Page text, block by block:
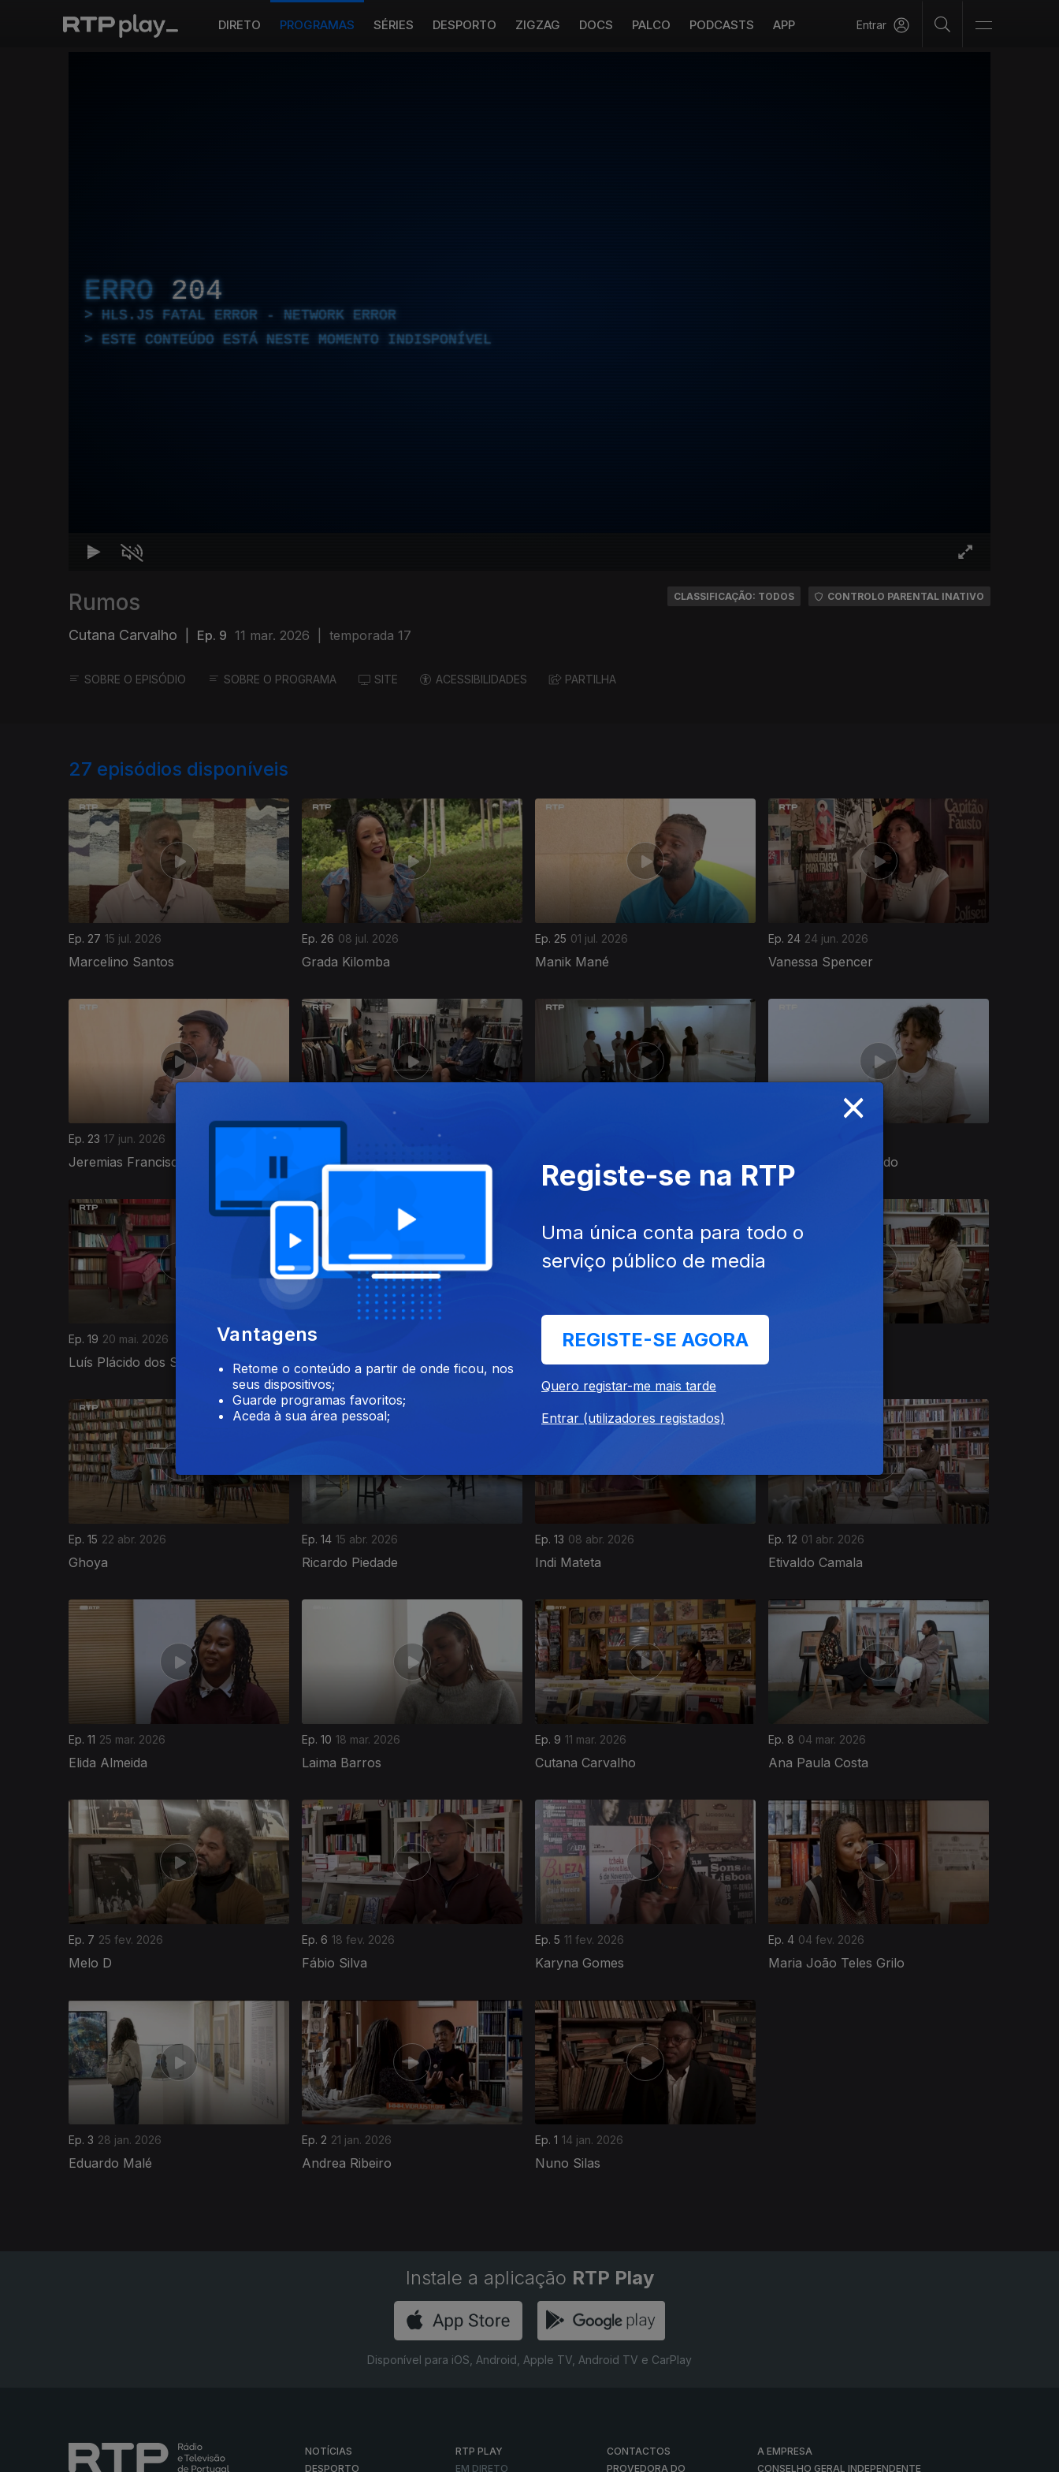
DIRETO PROGRAMAS SÉRIES DESPORTO ZIGZAG DOCS PALCO PODCASTS APP Entrar
ERRO 204
HLS.JS FATAL ERROR - NETWORK ERROR
ESTE CONTEÚDO ESTÁ NESTE MOMENTO INDISPONÍVEL
Rumos
Cutana Carvalho Ep. 9 11 mar. 2026 temporada 17
CLASSIFICAÇÃO: TODOS CONTROLO PARENTAL INATIVO
SOBRE O EPISÓDIO SOBRE O PROGRAMA SITE ACESSIBILIDADES PARTILHA
27 episódios disponíveis
Ep. 27 15 jul. 2026
Marcelino Santos
Ep. 26 08 jul. 2026
Grada Kilomba
Ep. 25 01 jul. 2026
Manik Mané
Ep. 24 24 jun. 2026
Vanessa Spencer
Ep. 23 17 jun. 2026
Jeremias Francisco Jeremias Rute Rocha Ferreira Denize Nascimento Marta Pinto Machado
Ep. 19 20 mai. 2026
Luís Plácido dos Santos
Ep. 18
Delcio Santos
06 mai. 2026
Manuel Venâncio (Usujo) Sara Jona Laisse
925455
Ep. 15 22 abr. 2026
Ghoya
Ep. 14 15 abr. 2026
Ricardo Piedade
Ep. 13 08 abr. 2026
Indi Mateta
Ep. 12 01 abr. 2026
Etivaldo Camala
Ep. 11 25 mar. 2026
Elida Almeida
Ep. 10 18 mar. 2026
Laima Barros
Ep. 9 11 mar. 2026
Cutana Carvalho
Ep. 8 04 mar. 2026
Ana Paula Costa
Ep. 7 25 fev. 2026
Melo D
Ep. 6 18 fev. 2026
Fábio Silva
Ep. 5 11 fev. 2026
Karyna Gomes
Ep. 4 04 fev. 2026
Maria João Teles Grilo
906985
Ep. 3 28 jan. 2026
Eduardo Malé
Ep. 2 21 jan. 2026
Andrea Ribeiro
Ep. 1 14 jan. 2026
Nuno Silas
902364
Instale a aplicação RTP Play
Disponível para iOS, Android, Apple TV, Android TV e CarPlay
NOTÍCIAS
DESPORTO
RTP PLAY
EM DIRETO
CONTACTOS
PROVEDORA DO
A EMPRESA
CONSELHO GERAL INDEPENDENTE
×
Vantagens
Retome o conteúdo a partir de onde ficou, nos
seus dispositivos;
Guarde programas favoritos;
Aceda à sua área pessoal;
Registe-se na RTP
Uma única conta para todo o
serviço público de media
REGISTE-SE AGORA
Quero registar-me mais tarde
Entrar (utilizadores registados)